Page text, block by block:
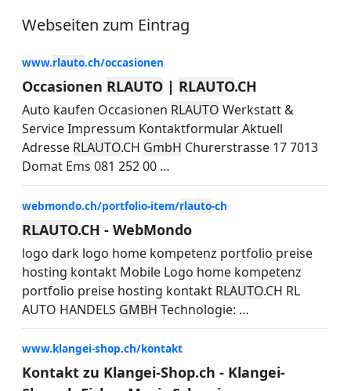
Webseiten zum Eintrag
www.rlauto.ch/occasionen
Occasionen RLAUTO | RLAUTO.CH
Auto kaufen Occasionen RLAUTO Werkstatt &
Service Impressum Kontaktformular Aktuell
Adresse RLAUTO.CH GmbH Churerstrasse 17 7013
Domat Ems 081 252 00 …
webmondo.ch/portfolio-item/rlauto-ch
RLAUTO.CH - WebMondo
logo dark logo home kompetenz portfolio preise
hosting kontakt Mobile Logo home kompetenz
portfolio preise hosting kontakt RLAUTO.CH RL
AUTO HANDELS GMBH Technologie: …
www.klangei-shop.ch/kontakt
Kontakt zu Klangei-Shop.ch - Klangei-